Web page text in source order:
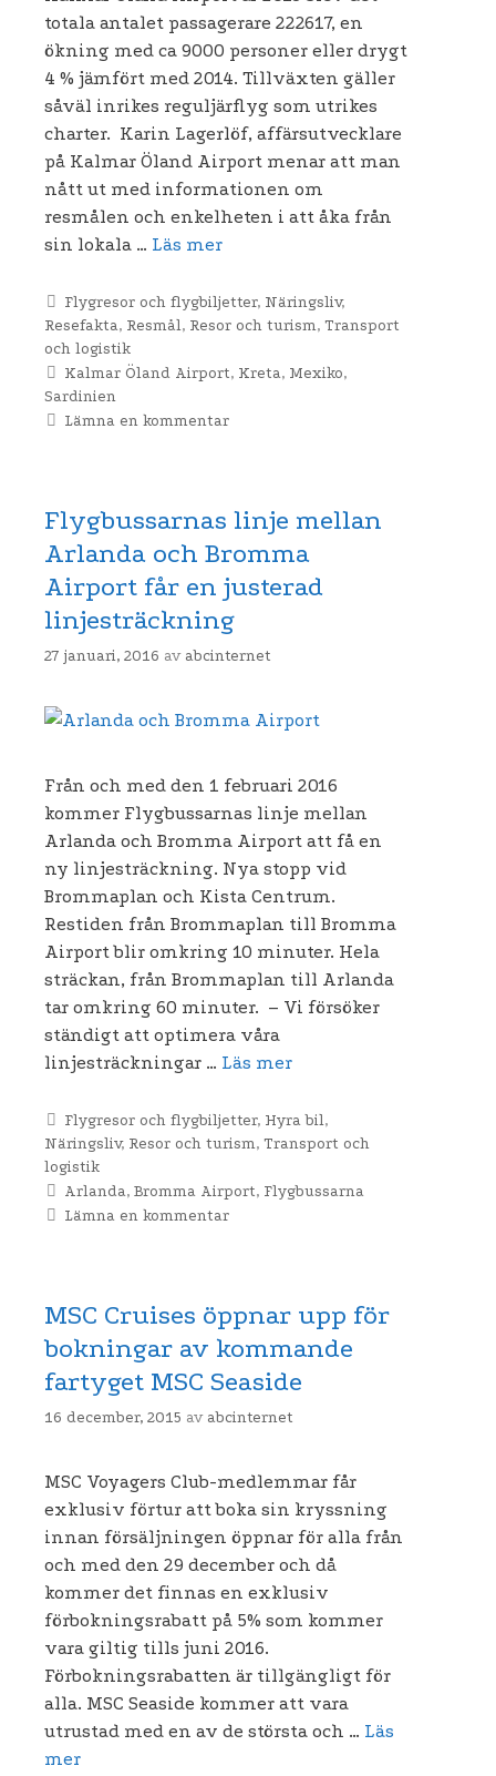
totala antalet passagerare 222617, en
ökning med ca 9000 personer eller drygt
4 % jämfört med 2014. Tillväxten gäller
såväl inrikes reguljärflyg som utrikes
charter. Karin Lagerlöf, affärsutvecklare
på Kalmar Öland Airport menar att man
nått ut med informationen om
resmålen och enkelheten i att åka från
sin lokala … Läs mer
Kategorier
Flygresor och flygbiljetter, Näringsliv,
Resefakta, Resmål, Resor och turism, Transport
och logistik
Etiketter
Kalmar Öland Airport, Kreta, Mexiko,
Sardinien
Lämna en kommentar
Flygbussarnas linje mellan
Arlanda och Bromma
Airport får en justerad
linjesträckning
27 januari, 2016 av abcinternet
Från och med den 1 februari 2016
kommer Flygbussarnas linje mellan
Arlanda och Bromma Airport att få en
ny linjesträckning. Nya stopp vid
Brommaplan och Kista Centrum.
Restiden från Brommaplan till Bromma
Airport blir omkring 10 minuter. Hela
sträckan, från Brommaplan till Arlanda
tar omkring 60 minuter. – Vi försöker
ständigt att optimera våra
linjesträckningar … Läs mer
Kategorier
Flygresor och flygbiljetter, Hyra bil,
Näringsliv, Resor och turism, Transport och
logistik
Etiketter
Arlanda, Bromma Airport, Flygbussarna
Lämna en kommentar
MSC Cruises öppnar upp för
bokningar av kommande
fartyget MSC Seaside
16 december, 2015 av abcinternet
MSC Voyagers Club-medlemmar får
exklusiv förtur att boka sin kryssning
innan försäljningen öppnar för alla från
och med den 29 december och då
kommer det finnas en exklusiv
förbokningsrabatt på 5% som kommer
vara giltig tills juni 2016.
Förbokningsrabatten är tillgängligt för
alla. MSC Seaside kommer att vara
utrustad med en av de största och … Läs
mer